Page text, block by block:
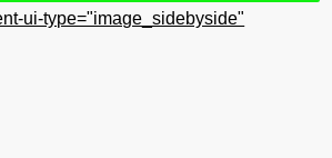
ui-type="image_sidebyside"